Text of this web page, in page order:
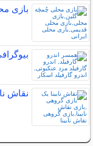
بازی
نقاش